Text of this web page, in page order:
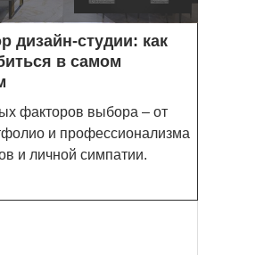
факторов выбора – от
и профессионализма
и личной симпатии.
дизайн-студии: как
в самом